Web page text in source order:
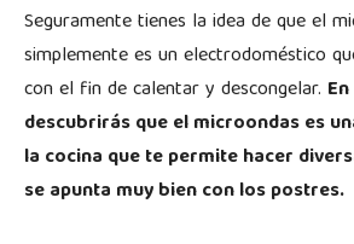
Seguramente tienes la idea de que el
simplemente es un electrodoméstico
con el fin de calentar y descongelar.
descubrirás que el microondas es
la cocina que te permite hacer
se apunta muy bien con los postres.